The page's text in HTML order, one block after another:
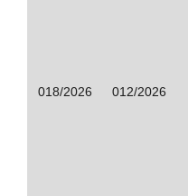
018/2026 012/2026